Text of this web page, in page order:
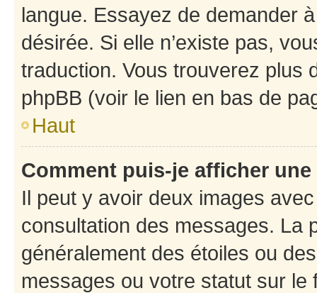
langue. Essayez de demander
désirée. Si elle n’existe pas,
traduction. Vous trouverez plus
phpBB (voir le lien en bas de
Haut
Comment puis-je afficher
Il peut y avoir deux images
consultation des messages. La
généralement des étoiles ou
messages ou votre statut sur